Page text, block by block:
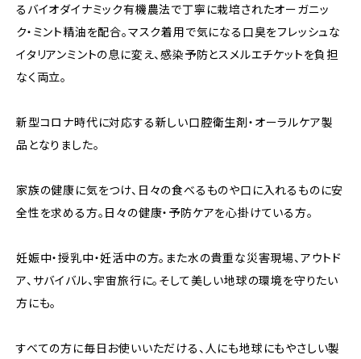
るバイオダイナミック有機農法で丁寧に栽培されたオーガニッ
ク・ミント精油を配合。マスク着用で気になる口臭をフレッシュな
イタリアンミントの息に変え、感染予防とスメルエチケットを負担
なく両立。
新型コロナ時代に対応する新しい口腔衛生剤・オーラルケア製
品となりました。
家族の健康に気をつけ、日々の食べるものや口に入れるものに安
全性を求める方。日々の健康・予防ケアを心掛けている方。
妊娠中・授乳中・妊活中の方。また水の貴重な災害現場、アウトド
ア、サバイバル、宇宙旅行に。そして美しい地球の環境を守りたい
方にも。
すべての方に毎日お使いいただける、人にも地球にもやさしい製